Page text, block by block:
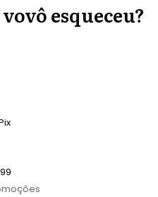
esqueceu?